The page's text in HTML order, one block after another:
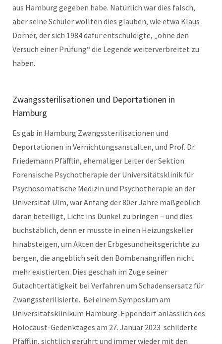
aus Hamburg gegeben habe. Natürlich war dies falsch,
aber seine Schüler wollten dies glauben, wie etwa Klaus
Dörner, der sich 1984 dafür entschuldigte, „ohne den
Versuch einer Prüfung“ die Legende weiterverbreitet zu
haben.
Zwangssterilisationen und Deportationen in
Hamburg
Es gab in Hamburg Zwangssterilisationen und
Deportationen in Vernichtungsanstalten, und Prof. Dr.
Friedemann Pfäfflin, ehemaliger Leiter der Sektion
Forensische Psychotherapie der Universitätsklinik für
Psychosomatische Medizin und Psychotherapie an der
Universität Ulm, war Anfang der 80er Jahre maßgeblich
daran beteiligt, Licht ins Dunkel zu bringen – und dies
buchstäblich, denn er musste in einen Heizungskeller
hinabsteigen, um Akten der Erbgesundheitsgerichte zu
bergen, die angeblich seit den Bombenangriffen nicht
mehr existierten. Dies geschah im Zuge seiner
Gutachtertätigkeit bei Verfahren um Schadensersatz für
Zwangssterilisierte. Bei einem Symposium am
Universitätsklinikum Hamburg-Eppendorf anlässlich des
Holocaust-Gedenktages am 27. Januar 2023 schilderte
Pfäfflin, sichtlich gerührt und immer wieder mit den